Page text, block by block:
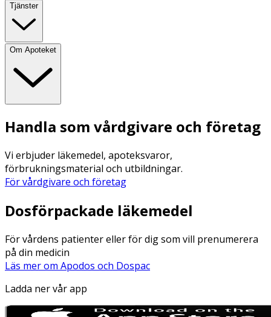
Tjänster
Om Apoteket
Handla som vårdgivare och företag
Vi erbjuder läkemedel, apoteksvaror,
förbrukningsmaterial och utbildningar.
För vårdgivare och företag
Dosförpackade läkemedel
För vårdens patienter eller för dig som vill prenumerera
på din medicin
Läs mer om Apodos och Dospac
Ladda ner vår app